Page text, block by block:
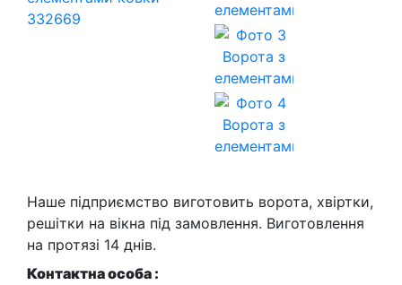
Наше підприємство виготовить ворота, хвіртки,
решітки на вікна під замовлення. Виготовлення
на протязі 14 днів.
Контактна особа :